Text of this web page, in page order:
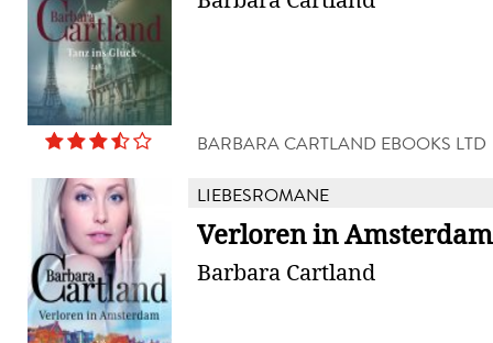
BARBARA CARTLAND EBOOKS LTD
LIEBESROMANE
Verloren in Amsterdam
Barbara Cartland